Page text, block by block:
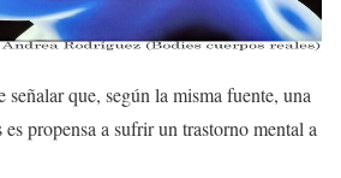
señalar que, según la misma fuente, una
es propensa a sufrir un trastorno mental a